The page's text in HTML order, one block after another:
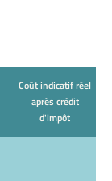
Coût indicatif réel
après crédit
d'impôt